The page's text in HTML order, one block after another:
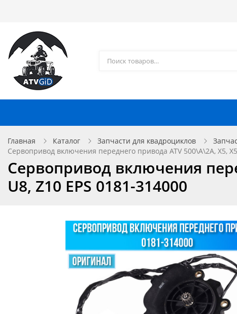
Главная Каталог Запчасти для квадроциклов
Сервопривод включения переднего привода ATV 500\A\2A, X5, X5
Сервопривод включения
U8, Z10 EPS 0181-314000